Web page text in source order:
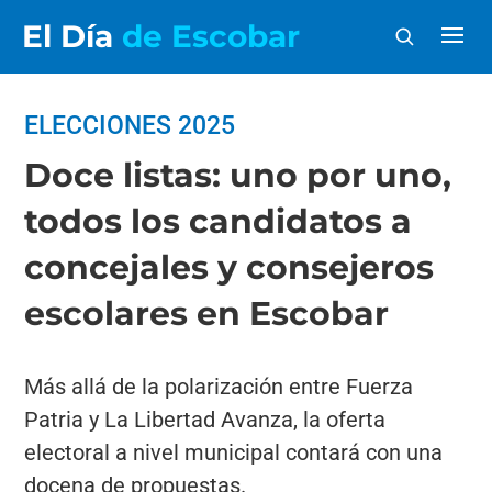
El Día de Escobar
ELECCIONES 2025
Doce listas: uno por uno,
todos los candidatos a
concejales y consejeros
escolares en Escobar
Más allá de la polarización entre Fuerza
Patria y La Libertad Avanza, la oferta
electoral a nivel municipal contará con una
docena de propuestas.